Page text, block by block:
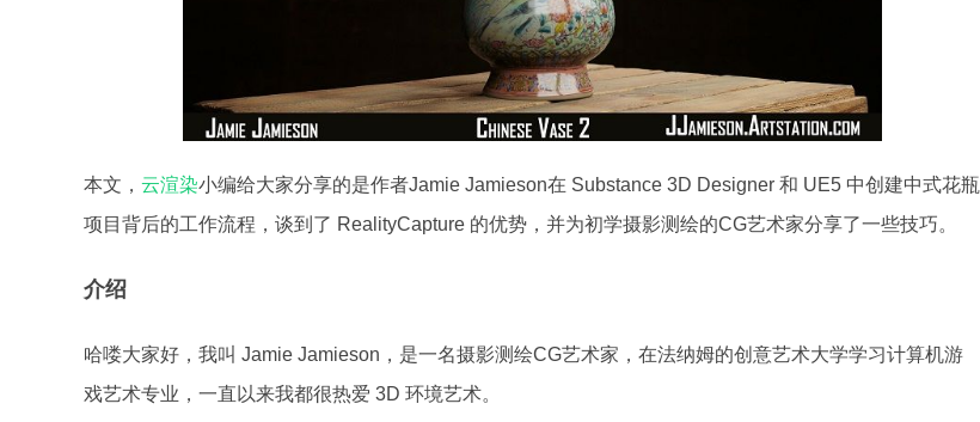
本文，云渲染小编给大家分享的是作者Jamie Jamieson在 Substance 3D Designer 和 UE5 中创建中式花瓶
项目背后的工作流程，谈到了 RealityCapture 的优势，并为初学摄影测绘的CG艺术家分享了一些技巧。
介绍
哈喽大家好，我叫 Jamie Jamieson，是一名摄影测绘CG艺术家，在法纳姆的创意艺术大学学习计算机游
戏艺术专业，一直以来我都很热爱 3D 环境艺术。